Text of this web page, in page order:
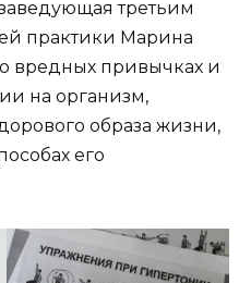
третьим
практики Марина
вредных привычках и
на организм,
образа жизни,
его